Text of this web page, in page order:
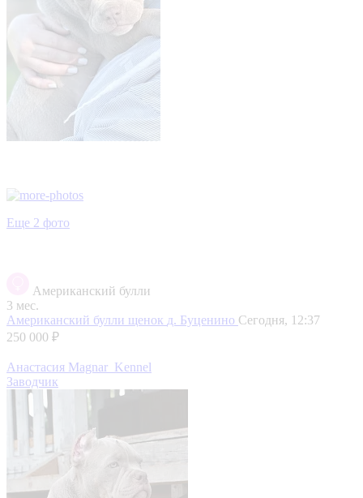
Еще 2 фото
Американский булли
3 мес.
Американский булли щенок д. Буценино Сегодня, 12:37
250 000 ₽
Анастасия Magnar_Kennel
Заводчик